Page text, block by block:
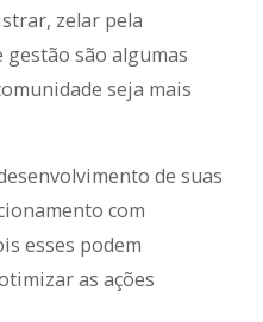
zelar pela
gestão são algumas
seja mais
de suas
com
esses podem
as ações